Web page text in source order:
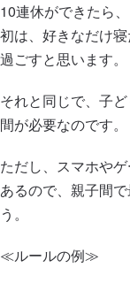
10連休ができたら
初は、好きなだけ
過ごすと思います。
それと同じで、子
間が必要なのです。
ただし、スマホや
あるので、親子間
う。
≪ルールの例≫